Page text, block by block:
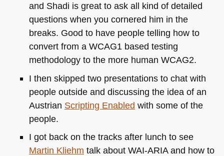
and Shadi is great to ask all kind of detailed
questions when you cornered him in the
breaks. Good to have people telling how to
convert from a WCAG1based testing
methodology to the more human WCAG2.
I then skipped two presentations to chat with
people outside and discussing the idea of an
Austrian Scripting Enabled with some of the
people.
I got back on the tracks after lunch to see
Martin Kliehm talk about WAI-ARIA and how to